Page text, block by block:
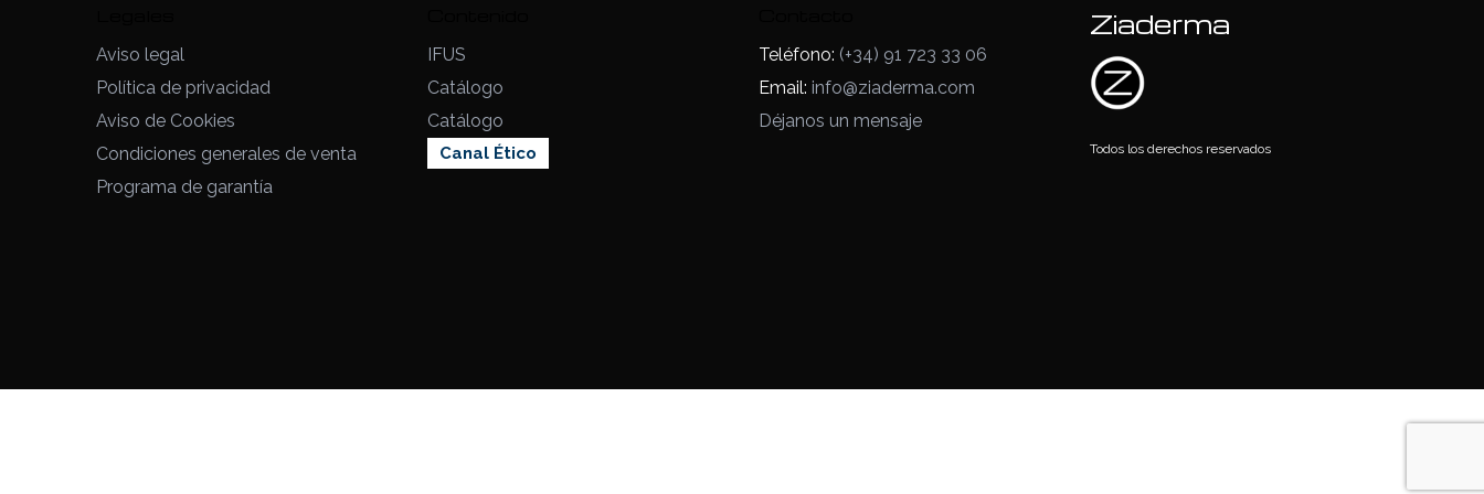
Aviso legal
Política de privacidad
Aviso de Cookies
Condiciones generales de venta
Programa de garantía
IFUS
Catálogo
Catálogo
Canal Ético
Teléfono: (+34) 91 723 33 06
Email: info@ziaderma.com
Déjanos un mensaje
Ziaderma
Todos los derechos reservados